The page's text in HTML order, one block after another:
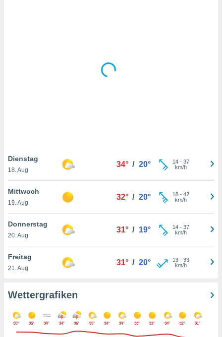
können
von
und
klicken.
und
Dienstag
18. Aug
34° / 20° 14- 37
km/h
Mittwoch
19. Aug
32° / 20° 18- 42
km/h
Donnerstag
20. Aug
31° / 19° 14- 37
km/h
Freitag
21. Aug
31° / 20° 13- 33
km/h
Wettergrafiken
35° 35° 34° 34° 36° 35° 34° 34° 33° 33° 34° 32° 31°